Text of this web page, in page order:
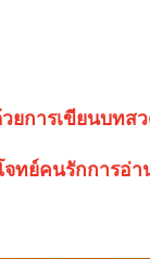
การเขียนบทส
ทย์คนรักการอ่า